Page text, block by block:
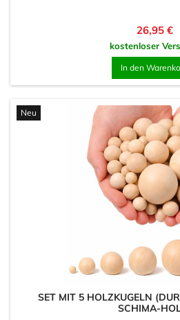
Preis
26,95 €
kostenloser
In den
Neu
SET MIT 5 HOLZKUGELN
SCHIMA-